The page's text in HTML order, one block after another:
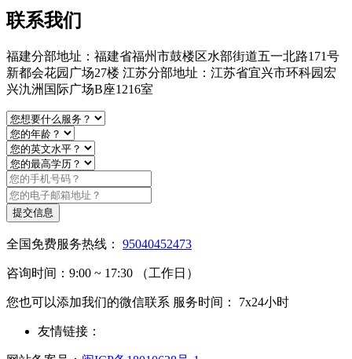
联系我们
福建分部地址：福建省福州市鼓楼区水部街道五一北路171号
新都会花园广场27楼 江苏分部地址：江苏省宜兴市环科园宏
兴氿洲国际广场B座1216室
提交信息
全国免费服务热线： 95040452473
咨询时间：9:00 ~ 17:30 （工作日）
您也可以添加我们的微信联系 服务时间： 7x24小时
友情链接：